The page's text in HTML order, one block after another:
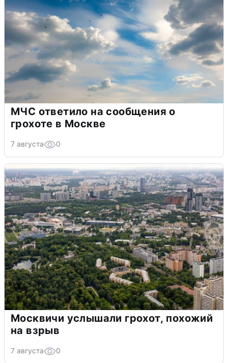
МЧС ответило на сообщения о
грохоте в Москве
7 августа 0
Москвичи услышали грохот, похожий
на взрыв
7 августа 0